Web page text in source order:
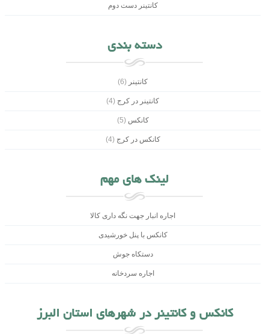
کانتینر دست دوم
دسته بندی
کانتینر (6)
کانتینر در کرج (4)
کانکس (5)
کانکس در کرج (4)
لینک های مهم
اجاره انبار جهت نگه داری کالا
کانکس با پنل خورشیدی
دستکاه جوش
اجاره سردخانه
کانکس و کانتینر در شهرهای استان البرز